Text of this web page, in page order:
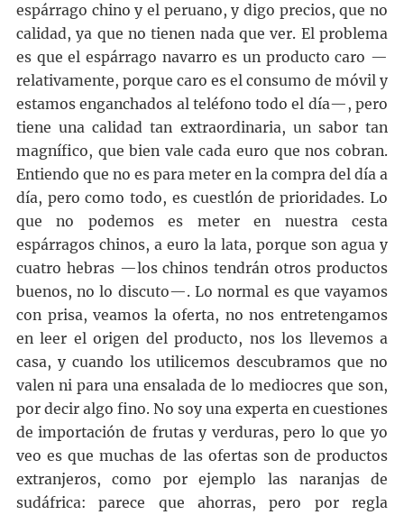
espárrago chino y el peruano, y digo precios, que no
calidad, ya que no tienen nada que ver. El problema
es que el espárrago navarro es un producto caro —
relativamente, porque caro es el consumo de móvil y
estamos enganchados al teléfono todo el día—, pero
tiene una calidad tan extraordinaria, un sabor tan
magnífico, que bien vale cada euro que nos cobran.
Entiendo que no es para meter en la compra del día a
día, pero como todo, es cuestlón de prioridades. Lo
que no podemos es meter en nuestra cesta
espárragos chinos, a euro la lata, porque son agua y
cuatro hebras —los chinos tendrán otros productos
buenos, no lo discuto—. Lo normal es que vayamos
con prisa, veamos la oferta, no nos entretengamos
en leer el origen del producto, nos los llevemos a
casa, y cuando los utilicemos descubramos que no
valen ni para una ensalada de lo mediocres que son,
por decir algo fino. No soy una experta en cuestiones
de importación de frutas y verduras, pero lo que yo
veo es que muchas de las ofertas son de productos
extranjeros, como por ejemplo las naranjas de
sudáfrica: parece que ahorras, pero por regla